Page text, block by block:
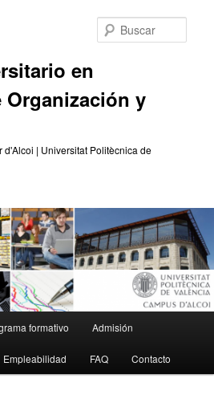
en
Organización y
| Universitat Politècnica de
formativo Admisión
Empleabilidad FAQ Contacto